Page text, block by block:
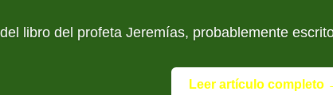
libro del profeta Jeremías, probablemente
Leer artículo completo